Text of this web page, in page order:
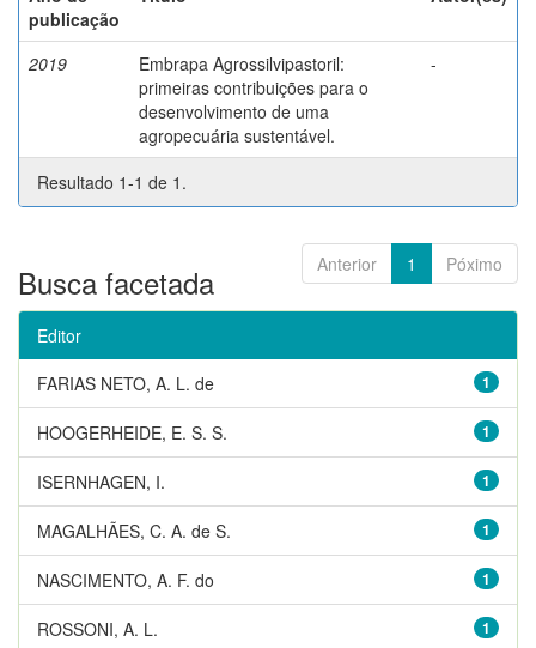
publicação
2019
Embrapa Agrossilvipastoril:
primeiras contribuições para o
desenvolvimento de uma
agropecuária sustentável.
-
Resultado 1-1 de 1.
Anterior 1 Póximo
Busca facetada
Editor
1
FARIAS NETO, A. L. de
1
HOOGERHEIDE, E. S. S.
1
ISERNHAGEN, I.
1
MAGALHÃES, C. A. de S.
1
NASCIMENTO, A. F. do
1
ROSSONI, A. L.